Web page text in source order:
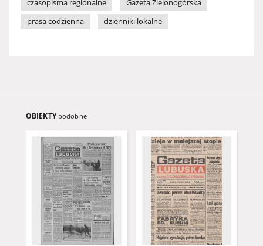
czasopisma regionalne
Gazeta Zielonogórska
prasa codzienna
dzienniki lokalne
OBIEKTY podobne